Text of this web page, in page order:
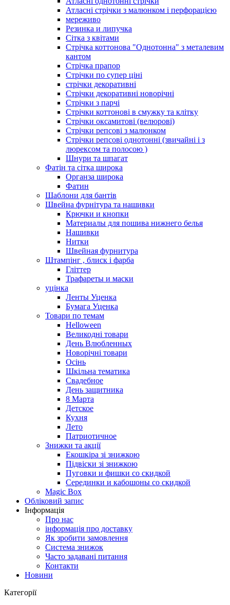
Атласні стрічки з малюнком і перфорацією
мереживо
Резинка и липучка
Сітка з квітами
Стрічка коттонова "Однотонна" з металевим
кантом
Стрічка прапор
Стрічки по супер ціні
стрічки декоративні
Стрічки декоративні новорічні
Стрічки з парчі
Стрічки коттонові в смужку та клітку
Стрічки оксамитові (велюрові)
Стрічки репсові з малюнком
Стрічки репсові однотонні (звичайні і з
люрексом та полосою )
Шнури та шпагат
Фатін та сітка широка
Органза широка
Фатин
Шаблони для бантів
Швейна фурнітура та нашивки
Крючки и кнопки
Материалы для пошива нижнего белья
Нашивки
Нитки
Швейная фурнитура
Штампінг , блиск і фарба
Гліттер
Трафареты и маски
уцінка
Ленты Уценка
Бумага Уценка
Товари по темам
Helloween
Великодні товари
День Влюбленных
Новорічні товари
Осінь
Шкільна тематика
Свадебное
День защитника
8 Марта
Детское
Кухня
Лето
Патриотичное
Знижки та акції
Екошкіра зі знижкою
Підвіски зі знижкою
Пуговки и фишки со скидкой
Серединки и кабошоны со скидкой
Magic Box
Обліковий запис
Інформація
Про нас
інформація про доставку
Як зробити замовлення
Система знижок
Часто задавані питання
Контакти
Новини
Категорії